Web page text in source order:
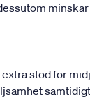
stöd för